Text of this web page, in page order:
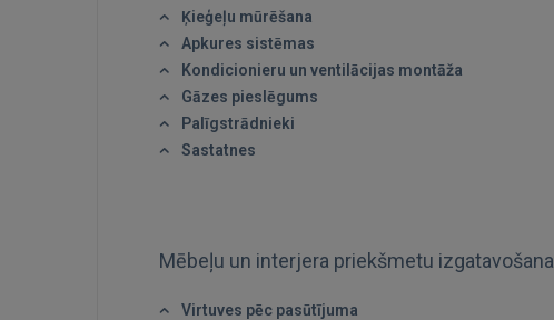
Ķieģeļu mūrēšana
Apkures sistēmas
Kondicionieru un ventilācijas montāža
Gāzes pieslēgums
Palīgstrādnieki
Sastatnes
Mēbeļu un interjera priekšmetu izgatavošana
Virtuves pēc pasūtījuma